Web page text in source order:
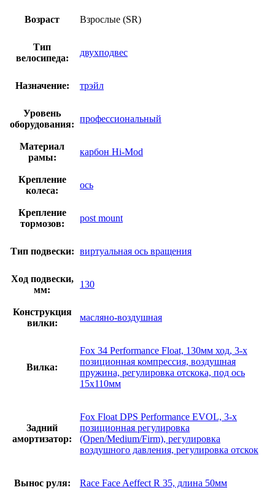
Возраст Взрослые (SR)
Тип
велосипеда:
двухподвес
Назначение: трэйл
Уровень
оборудования:
профессиональный
Материал
рамы:
карбон Hi-Mod
Крепление
колеса:
ось
Крепление
тормозов:
post mount
Тип подвески: виртуальная ось вращения
Ход подвески,
мм:
130
Конструкция
вилки:
масляно-воздушная
Вилка:
Fox 34 Performance Float, 130мм ход, 3-х
позиционная компрессия, воздушная
пружина, регулировка отскока, под ось
15х110мм
Задний
амортизатор:
Fox Float DPS Performance EVOL, 3-x
позиционная регулировка
(Open/Medium/Firm), регулировка
воздушного давления, регулировка отскок
Вынос руля: Race Face Aeffect R 35, длина 50мм